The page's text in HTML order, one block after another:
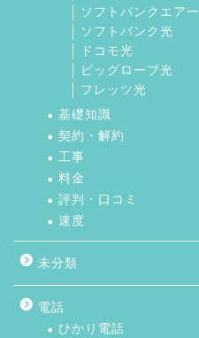
ソフトバンクエアー
ソフトバンク光
ドコモ光
ビッグローブ光
フレッツ光
基礎知識
契約・解約
工事
料金
評判・口コミ
速度
未分類
電話
ひかり電話